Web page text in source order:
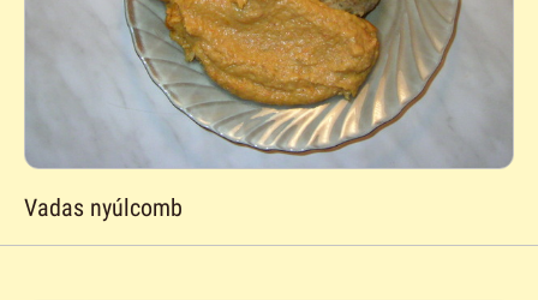
Vadas nyúlcomb